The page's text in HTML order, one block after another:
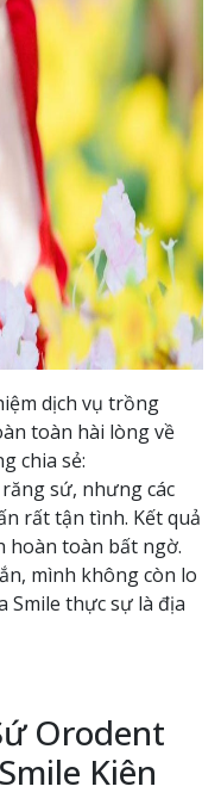
dịch vụ trồng
toàn hài lòng về
chia sẻ:
sứ, nhưng các
rất tận tình. Kết quả
hoàn toàn bất ngờ.
mình không còn lo
Smile thực sự là địa
Orodent
Kiên